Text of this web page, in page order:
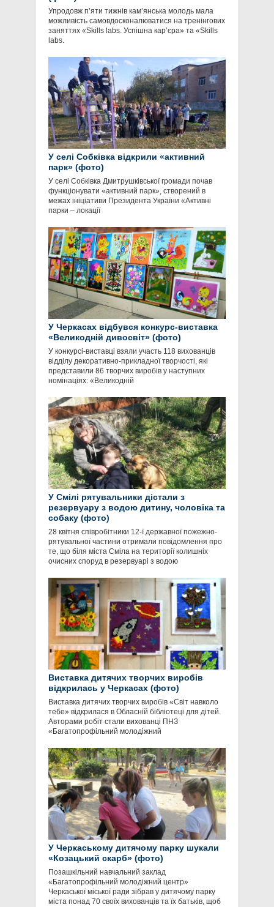
Упродовж пʼяти тижнів кам’янська молодь мала
можливість самовдосконалюватися на тренінгових
заняттях «Skills labs. Успішна кар’єра» та «Skills
labs.
У селі Собківка відкрили «активний
парк» (фото)
У селі Собківка Дмитрушківської громади почав
функціонувати «активний парк», створений в
межах ініціативи Президента України «Активні
парки – локації
У Черкасах відбувся конкурс-виставка
«Великодній дивосвіт» (фото)
У конкурсі-виставці взяли участь 118 вихованців
відділу декоративно-прикладної творчості, які
представили 86 творчих виробів у наступних
номінаціях: «Великодній
У Смілі рятувальники дістали з
резервуару з водою дитину, чоловіка та
собаку (фото)
28 квітня співробітники 12-ї державної пожежно-
рятувальної частини отримали повідомлення про
те, що біля міста Сміла на території колишніх
очисних споруд в резервуарі з водою
Виставка дитячих творчих виробів
відкрилась у Черкасах (фото)
Виставка дитячих творчих виробів «Світ навколо
тебе» відкрилася в Обласній бібліотеці для дітей.
Авторами робіт стали вихованці ПНЗ
«Багатопрофільний молодіжний
У Черкаському дитячому парку шукали
«Козацький скарб» (фото)
Позашкільний навчальний заклад
«Багатопрофільний молодіжний центр»
Черкаської міської ради зібрав у дитячому парку
міста понад 70 своїх вихованців та їх батьків, щоб